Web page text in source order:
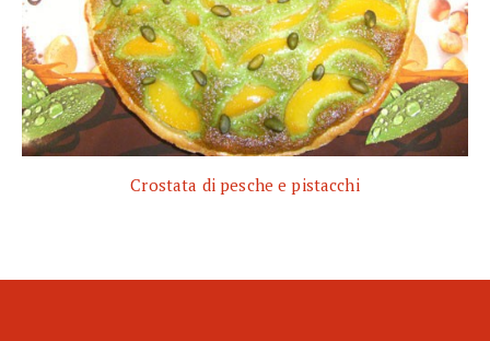
Crostata di pesche e pistacchi